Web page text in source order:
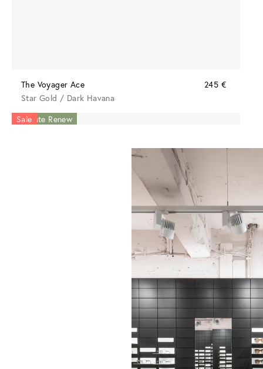
The Voyager Ace
245 €
Star Gold / Dark Havana
Acetate Renew
Sale